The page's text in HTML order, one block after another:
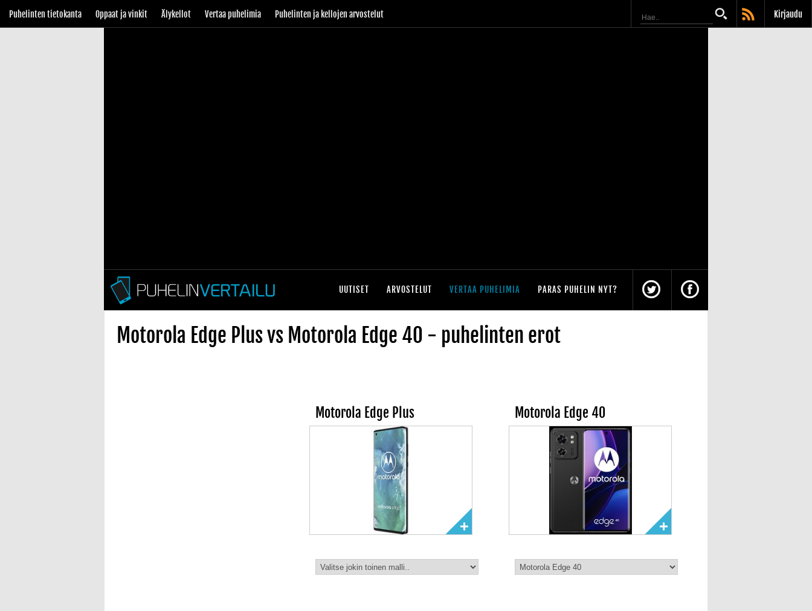
Puhelinten tietokanta Oppaat ja vinkit Älykellot Vertaa puhelimia Puhelinten ja kellojen arvostelut Kirjaudu
UUTISET ARVOSTELUT VERTAA PUHELIMIA PARAS PUHELIN NYT?
Motorola Edge Plus vs Motorola Edge 40 - puhelinten erot
Motorola Edge Plus Motorola Edge 40